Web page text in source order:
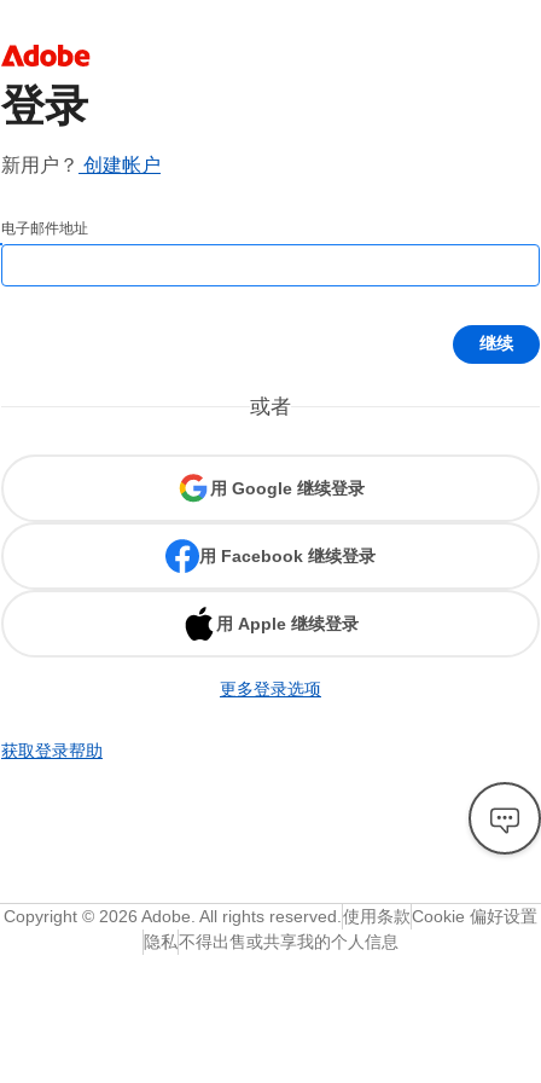
登录
新用户？ 创建帐户
电子邮件地址
继续
或者
用 Google 继续登录
用 Facebook 继续登录
用 Apple 继续登录
更多登录选项
获取登录帮助
Copyright © 2026 Adobe. All rights reserved. 使用条款Cookie 偏好设置
隐私不得出售或共享我的个人信息